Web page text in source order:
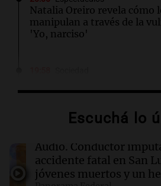
Natalia Oreiro revela cómo
manipulan a través de la
'Yo, narciso'
arrestada por el homicidio
19:57 Sociedad
Economía, inversiones y
debate que llega con
Rosario
Escuchá lo
Audio. Conductor
accidente fatal en San
jóvenes muertos y un